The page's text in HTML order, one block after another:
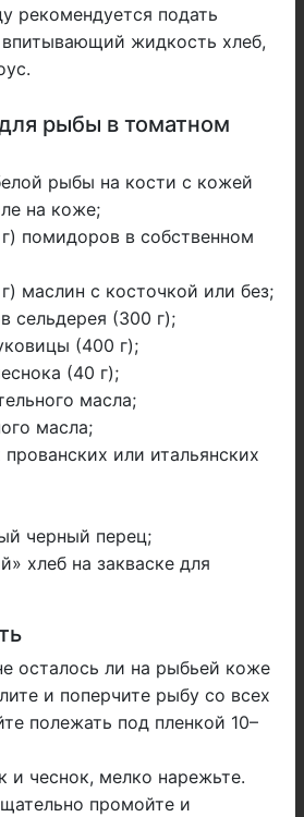
рекомендуется подать
жидкость хлеб,
рыбы в томатном
рыбы на кости с кожей
на коже;
помидоров в собственном
маслин с косточкой или без;
сельдерея (300 г);
(400 г);
(40 г);
масла;
масла;
прованских или итальянских
черный перец;
хлеб на закваске для
осталось ли на рыбьей коже
и поперчите рыбу со всех
полежать под пленкой 10–
и чеснок, мелко нарежьте.
промойте и